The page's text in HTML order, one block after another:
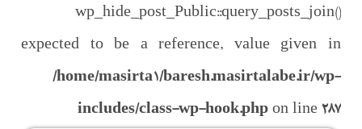
wp_hide_post_Public::query_posts_join()
expected to be a reference, value given in
/home/masirta1/baresh.masirtalabe.ir/wp-
includes/class-wp-hook.phpon line 287